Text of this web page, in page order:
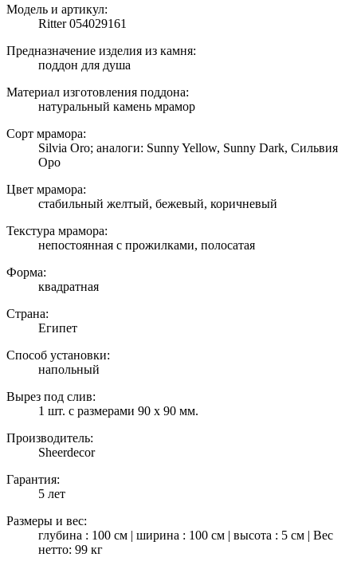
Модель и артикул:
Ritter 054029161
Предназначение изделия из камня:
поддон для душа
Материал изготовления поддона:
натуральный камень мрамор
Сорт мрамора:
Silvia Oro; аналоги: Sunny Yellow, Sunny Dark, Сильвия
Оро
Цвет мрамора:
стабильный желтый, бежевый, коричневый
Текстура мрамора:
непостоянная с прожилками, полосатая
Форма:
квадратная
Страна:
Египет
Способ установки:
напольный
Вырез под слив:
1 шт. с размерами 90 х 90 мм.
Производитель:
Sheerdecor
Гарантия:
5 лет
Размеры и вес:
глубина : 100 см | ширина : 100 см | высота : 5 см | Вес
нетто: 99 кг